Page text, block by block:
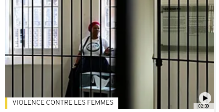
02:30
VIOLENCE CONTRE LES FEMMES